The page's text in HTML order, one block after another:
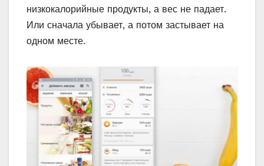
низкокалорийные продукты, а вес не падает.
Или сначала убывает, а потом застывает на
одном месте.